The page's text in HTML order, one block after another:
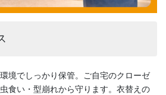
境でしっかり保管。ご自宅のクローゼ
食い・型崩れから守ります。衣替えの